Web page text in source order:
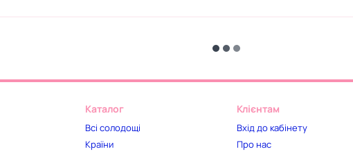
Каталог
Всі солодощі
Країни
Клієнтам
Вхід до кабінету
Про нас